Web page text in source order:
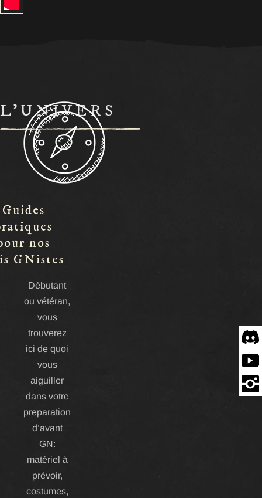
L’UNIVERS
Guides
nos
GNistes
Débutant
ou vétéran,
vous
trouverez
ici de quoi
vous
aiguiller
dans votre
preparation
d’avant
GN:
matériel à
prévoir,
costumes,